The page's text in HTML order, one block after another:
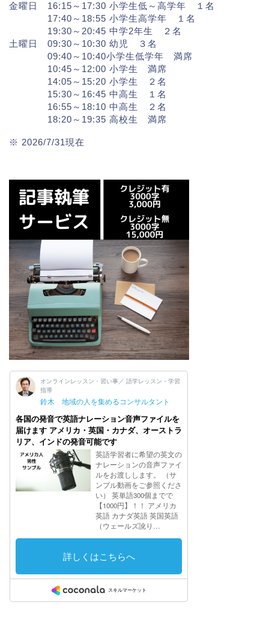
金曜日 16:15～17:30 小学生低～高学年 １名
17:40～18:55 小学生高学年 １名
19:30～20:45 中学2年生 ２名
土曜日 09:30～10:30 幼児 ３名
09:40～10:40小学生低学年 満席
10:45～12:00 小学生 満席
14:05～15:20 小学生 ２名
15:30～16:45 中高生 １名
16:55～18:10 中高生 ２名
18:20～19:35 高校生 満席
※ 2026/7/31現在